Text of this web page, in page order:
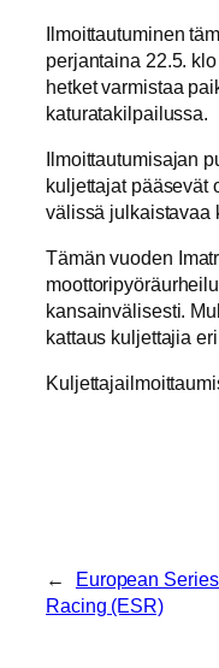
Ilmoittautuminen
perjantaina 22.5.
hetket varmistaa
katuratakilpailussa.
Ilmoittautumisajan
kuljettajat pääsevät
välissä julkaistavaa
Tämän vuoden
kansainvälisesti.
kattaus kuljettajia
←
European
Racing (ESR)